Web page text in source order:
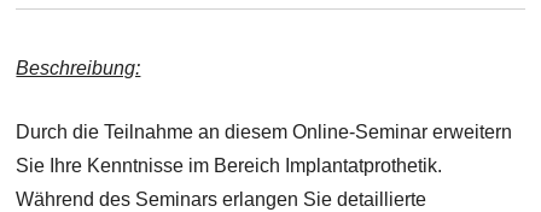
Beschreibung:
Durch die Teilnahme an diesem Online-Seminar erweitern
Sie Ihre Kenntnisse im Bereich Implantatprothetik.
Während des Seminars erlangen Sie detaillierte